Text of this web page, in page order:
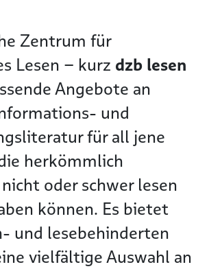
Zentrum für
Lesen – kurz dzb lesen
Angebote an
und
für all jene
herkömmlich
oder schwer lesen
können. Es bietet
und lesebehinderten
vielfältige Auswahl an